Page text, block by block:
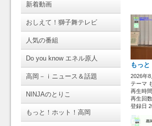
新着動画
おしえて！獅子舞テレビ
人気の番組
Do you know エネル原人
高岡－ｉニュース＆話題
NINJAのとりこ
もっと！ホット！高岡
もっと
2026年8
テーマ
再生時
再生回
登録日